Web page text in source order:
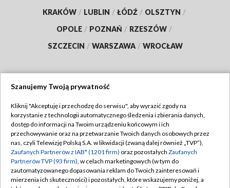
KRAKÓW / LUBLIN / ŁÓDŹ / OLSZTYN /
OPOLE / POZNAŃ / RZESZÓW /
SZCZECIN / WARSZAWA / WROCŁAW
TVP
Abonament TVP
Emisja w TVP
Centrum informacji TVP
Naziemna Telewizja Cyfrowa
Regulamin TVP
Polityka prywatności
Moje zgody
Pomoc
Szanujemy Twoją prywatność
Kliknij "Akceptuję i przechodzę do serwisu", aby wyrazić zgody na
korzystanie z technologii automatycznego śledzenia i zbierania danych,
dostęp do informacji na Twoim urządzeniu końcowym i ich
przechowywanie oraz na przetwarzanie Twoich danych osobowych przez
nas, czyli Telewizję Polską S.A. w likwidacji (zwaną dalej również „TVP”),
Zaufanych Partnerów z IAB* (1201 firm) oraz pozostałych Zaufanych
Partnerów TVP (93 firm), w celach marketingowych (w tym do
zautomatyzowanego dopasowania reklam do Twoich zainteresowań i
mierzenia ich skuteczności) i pozostałych, które wskazujemy poniżej, a